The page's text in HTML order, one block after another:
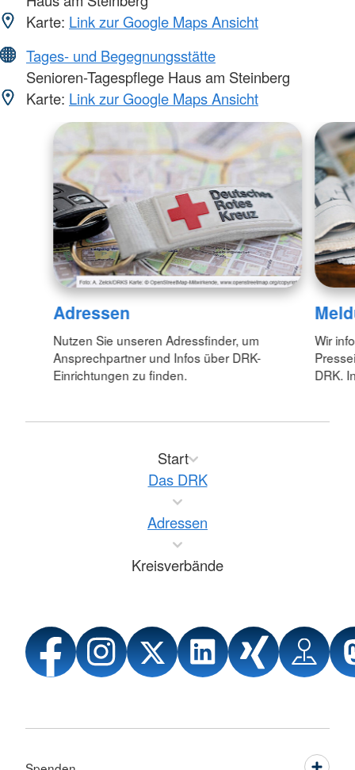
Karte: Link zur Google Maps Ansicht
Tages- und Begegnungsstätte
Senioren-Tagespflege Haus am Steinberg
Karte: Link zur Google Maps Ansicht
Adressen
Nutzen Sie unseren Adressfinder, um
Ansprechpartner und Infos über DRK-
Einrichtungen zu finden.
Wir
DRK.
Start
Das DRK
Adressen
Kreisverbände